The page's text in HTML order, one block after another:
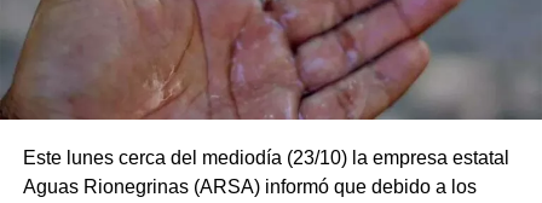
Este lunes cerca del mediodía (23/10) la empresa estatal
Aguas Rionegrinas (ARSA) informó que debido a los